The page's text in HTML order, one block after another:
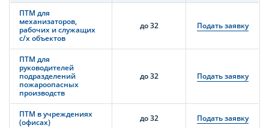
ПТМ для
механизаторов,
рабочих и служащих
с/х объектов
до 32 Подать заявку
ПТМ для
руководителей
подразделений
пожароопасных
производств
до 32 Подать заявку
ПТМ в учреждениях
(офисах)
до 32 Подать заявку